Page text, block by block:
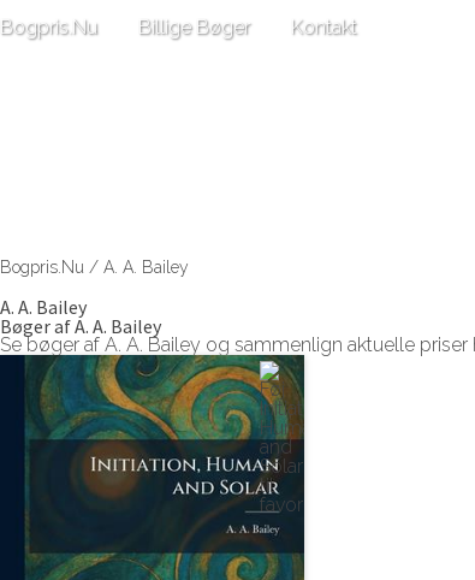
Bogpris.Nu Billige Bøger Kontakt
Bogpris.Nu / A. A. Bailey
A. A. Bailey
Bøger af A. A. Bailey
Se bøger af A. A. Bailey og sammenlign aktuelle
Se Initiation, Human and Solar af A. A. Bailey